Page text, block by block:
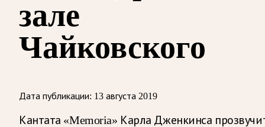
зале
Чайковского
Дата публикации: 13 августа 2019
Кантата «Memoria» Карла Дженкинса